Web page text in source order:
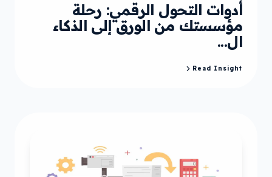
أدوات التحول الرقمي: رحلة
مؤسستك من الورق إلى الذكاء
ال...
Read Insight